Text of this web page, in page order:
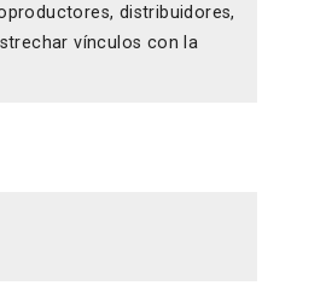
distribuidores,
vínculos con la